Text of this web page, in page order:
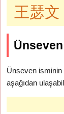
王瑟文
Ünseven
Ünseven isminin
aşağıdan